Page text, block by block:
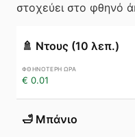
στοχεύει στο φθηνό
🚿 Ντους (10 λεπ.)
€ 0.01
🛁 Μπάνιο